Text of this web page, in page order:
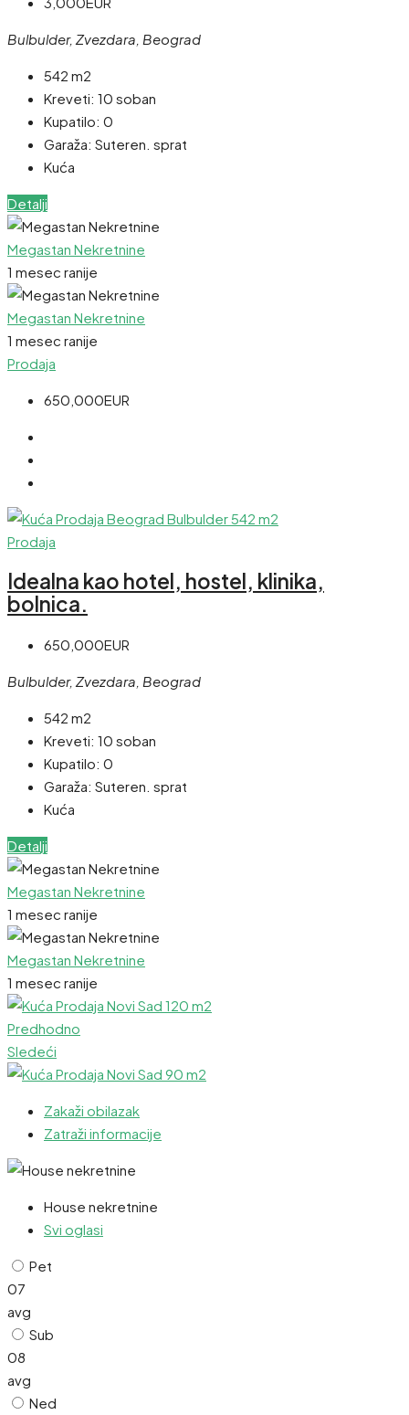
Bulbulder, Zvezdara, Beograd
542 m2
Kreveti: 10 soban
Kupatilo: 0
Garaža: Suteren. sprat
Kuća
Detalji
Megastan Nekretnine
1 mesec ranije
Megastan Nekretnine
1 mesec ranije
Prodaja
650,000EUR
Prodaja
Idealna kao hotel, hostel, klinika,
bolnica.
650,000EUR
Bulbulder, Zvezdara, Beograd
542 m2
Kreveti: 10 soban
Kupatilo: 0
Garaža: Suteren. sprat
Kuća
Detalji
Megastan Nekretnine
1 mesec ranije
Megastan Nekretnine
1 mesec ranije
Predhodno
Sledeći
Zakaži obilazak
Zatraži informacije
House nekretnine
Svi oglasi
Pet
07
avg
Sub
08
avg
Ned